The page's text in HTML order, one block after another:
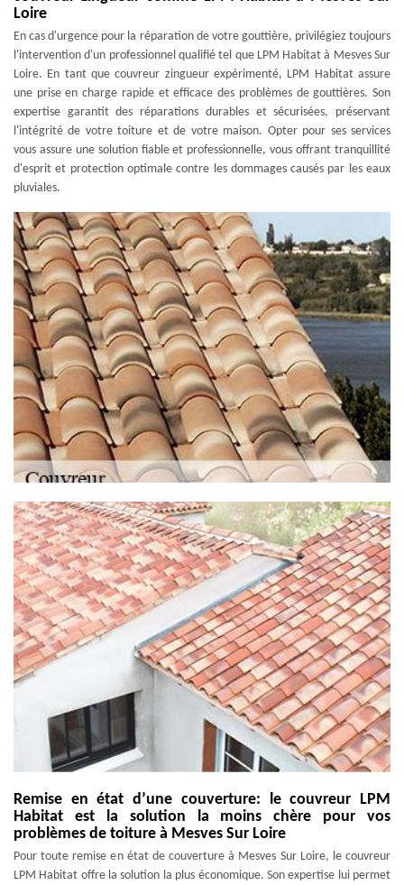
Loire
En cas d'urgence pour la réparation de votre gouttière, privilégiez toujours
l'intervention d'un professionnel qualifié tel que LPM Habitat à Mesves Sur
Loire. En tant que couvreur zingueur expérimenté, LPM Habitat assure
une prise en charge rapide et efficace des problèmes de gouttières. Son
expertise garantit des réparations durables et sécurisées, préservant
l'intégrité de votre toiture et de votre maison. Opter pour ses services
vous assure une solution fiable et professionnelle, vous offrant tranquillité
d'esprit et protection optimale contre les dommages causés par les eaux
pluviales.
Remise en état d’une couverture: le couvreur LPM
Habitat est la solution la moins chère pour vos
problèmes de toiture à Mesves Sur Loire
Pour toute remise en état de couverture à Mesves Sur Loire, le couvreur
LPM Habitat offre la solution la plus économique. Son expertise lui permet